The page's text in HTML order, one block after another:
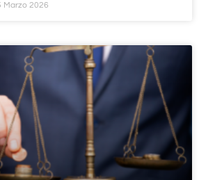
Marzo 2026